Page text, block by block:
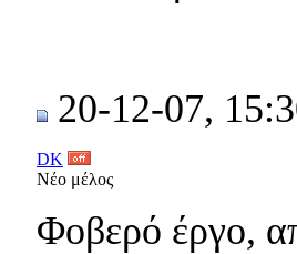
20-12-07,
DK
Νέο μέλος
Φοβερό έργο,